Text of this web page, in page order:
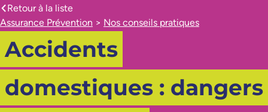
caret-left
Retour à la liste
Assurance Prévention > Nos conseils pratiques
Accidents
domestiques : dangers